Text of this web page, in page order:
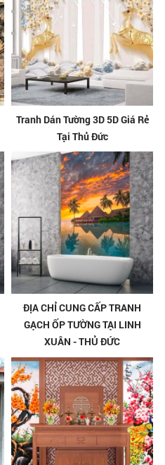
Tranh Dán Tường 3D 5D Giá Rẻ
Tại Thủ Đức
ĐỊA CHỈ CUNG CẤP TRANH
GẠCH ỐP TƯỜNG TẠI LINH
XUÂN - THỦ ĐỨC